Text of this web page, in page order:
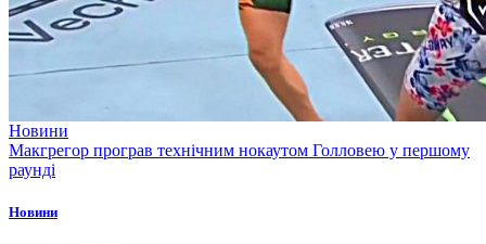
Новини
Макгрегор програв технічним нокаутом Голловею у першому
раунді
Новини